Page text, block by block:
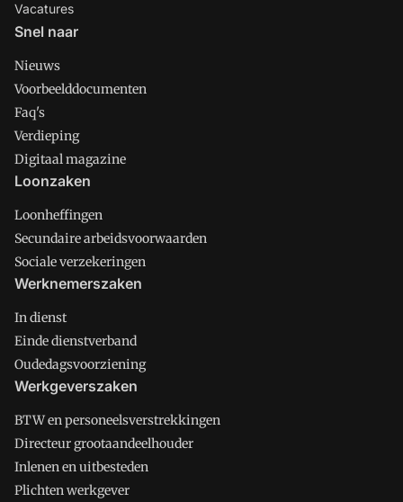
Vacatures
Snel naar
Nieuws
Voorbeelddocumenten
Faq's
Verdieping
Digitaal magazine
Loonzaken
Loonheffingen
Secundaire arbeidsvoorwaarden
Sociale verzekeringen
Werknemerszaken
In dienst
Einde dienstverband
Oudedagsvoorziening
Werkgeverszaken
BTW en personeelsverstrekkingen
Directeur grootaandeelhouder
Inlenen en uitbesteden
Plichten werkgever